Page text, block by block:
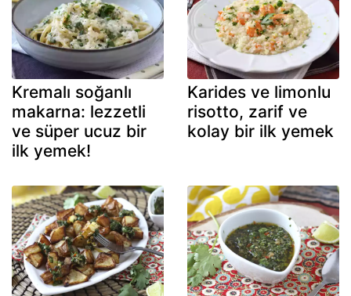
Kremalı soğanlı
makarna: lezzetli
ve süper ucuz bir
ilk yemek!
Karides ve limonlu
risotto, zarif ve
kolay bir ilk yemek